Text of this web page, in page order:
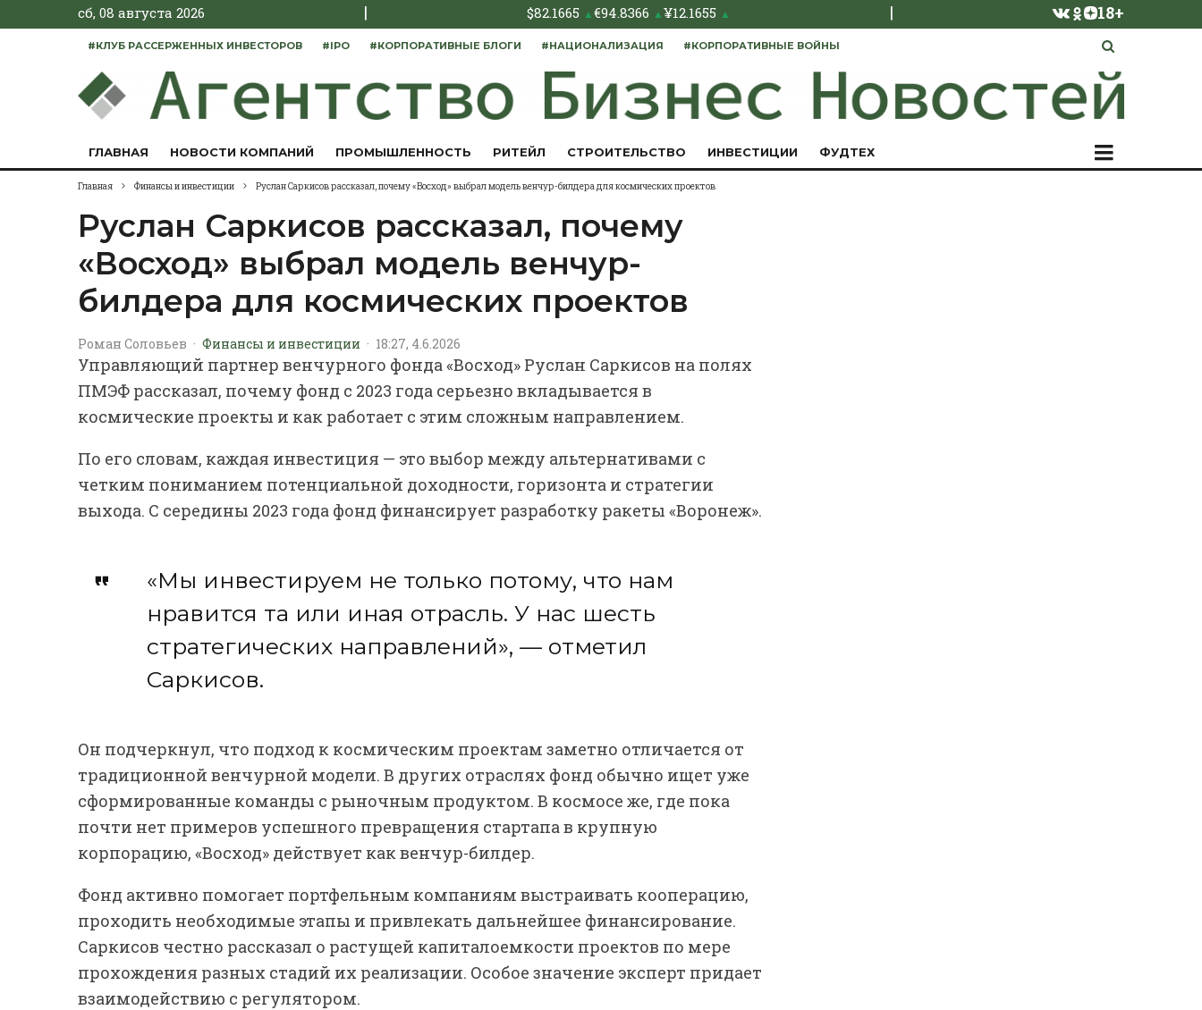
сб, 08 августа 2026 | $82.1665 ▲€94.8366 ▲¥12.1655 ▲ | 18+
#КЛУБ РАССЕРЖЕННЫХ ИНВЕСТОРОВ #IPO #КОРПОРАТИВНЫЕ БЛОГИ #НАЦИОНАЛИЗАЦИЯ #КОРПОРАТИВНЫЕ ВОЙНЫ
ГЛАВНАЯ НОВОСТИ КОМПАНИЙ ПРОМЫШЛЕННОСТЬ РИТЕЙЛ СТРОИТЕЛЬСТВО ИНВЕСТИЦИИ ФУДТЕХ
Главная Финансы и инвестиции Руслан Саркисов рассказал, почему «Восход» выбрал модель венчур-билдера для космических проектов
Руслан Саркисов рассказал, почему
«Восход» выбрал модель венчур-
билдера для космических проектов
Роман Соловьев · Финансы и инвестиции · 18:27, 4.6.2026
Управляющий партнер венчурного фонда «Восход» Руслан Саркисов на полях
ПМЭФ рассказал, почему фонд с 2023 года серьезно вкладывается в
космические проекты и как работает с этим сложным направлением.
По его словам, каждая инвестиция — это выбор между альтернативами с
четким пониманием потенциальной доходности, горизонта и стратегии
выхода. С середины 2023 года фонд финансирует разработку ракеты «Воронеж».
«Мы инвестируем не только потому, что нам
нравится та или иная отрасль. У нас шесть
стратегических направлений», — отметил
Саркисов.
Он подчеркнул, что подход к космическим проектам заметно отличается от
традиционной венчурной модели. В других отраслях фонд обычно ищет уже
сформированные команды с рыночным продуктом. В космосе же, где пока
почти нет примеров успешного превращения стартапа в крупную
корпорацию, «Восход» действует как венчур-билдер.
Фонд активно помогает портфельным компаниям выстраивать кооперацию,
проходить необходимые этапы и привлекать дальнейшее финансирование.
Саркисов честно рассказал о растущей капиталоемкости проектов по мере
прохождения разных стадий их реализации. Особое значение эксперт придает
взаимодействию с регулятором.